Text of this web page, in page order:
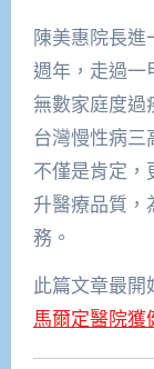
陳美惠院長進
週年，走過一
無數家庭度過
台灣慢性病三
不僅是肯定，
升醫療品質，
務。
此篇文章最開
馬爾定醫院獲